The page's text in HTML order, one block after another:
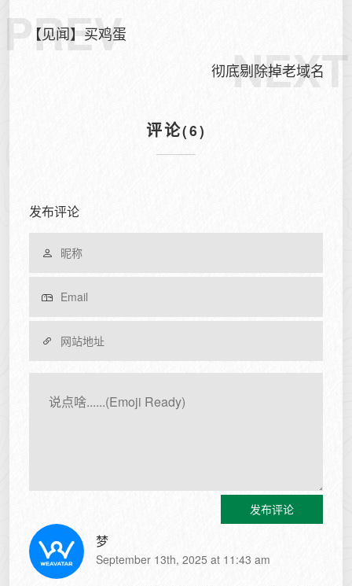
PREV
【见闻】买鸡蛋
NEXT
彻底剔除掉老域名
评论(6)
发布评论
发布评论
梦
September 13th, 2025 at 11:43 am